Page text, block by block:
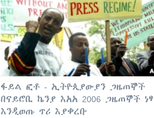
ፋይል ፎቶ - ኢትዮጲያውያን ጋዜጠኞች
በናይሮቢ ኬንያ እአአ 2006 ጋዜጠኞች ነፃ
እንዲወጡ ጥሪ እያቀረቡ